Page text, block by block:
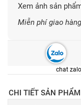
Xem ảnh sản
Miễn phí giao
chat zalo
CHI TIẾT SẢN PHẨM